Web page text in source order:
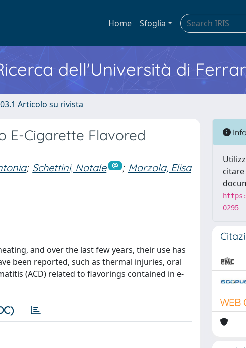
Home Sfoglia
dell'Università di
03.1 Articolo su rivista
E-Cigarette Flavored
; Schettini, Natale ; Marzola, Elisa
and over the last few years, their use has
been reported, such as thermal injuries, oral
(ACD) related to flavorings contained in e-
0295